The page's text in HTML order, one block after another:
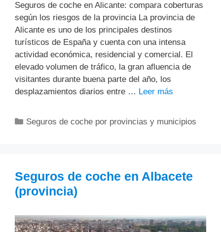
Seguros de coche en Alicante: compara coberturas
según los riesgos de la provincia La provincia de
Alicante es uno de los principales destinos
turísticos de España y cuenta con una intensa
actividad económica, residencial y comercial. El
elevado volumen de tráfico, la gran afluencia de
visitantes durante buena parte del año, los
desplazamientos diarios entre … Leer más
Categorías
Seguros de coche por provincias y municipios
Seguros de coche en Albacete
(provincia)